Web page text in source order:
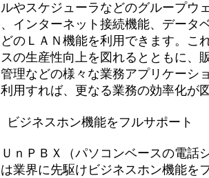
やスケジューラなどのグループウ
インターネット接続機能、データ
のＬＡＮ機能を利用できます。こ
スの生産性向上を図れるとともに、
理などの様々な業務アプリケーシ
用すれば、更なる業務の効率化が
ジネスホン機能をフルサポート
ｎＰＢＸ（パソコンベースの電話
業界に先駆けビジネスホン機能を